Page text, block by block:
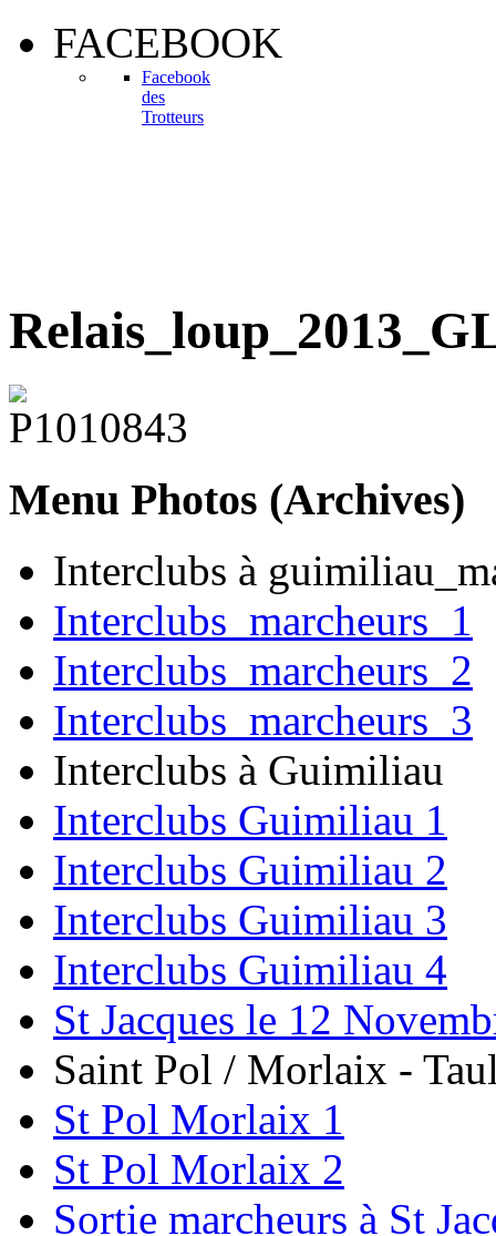
FACEBOOK
Facebook
des
Trotteurs
Menu Photos (Archives)
Interclubs à
Interclubs_marcheurs_1
Interclubs_marcheurs_2
Interclubs_marcheurs_3
Interclubs à Guimiliau
Interclubs Guimiliau 1
Interclubs Guimiliau 2
Interclubs Guimiliau 3
Interclubs Guimiliau 4
St Jacques le 12
Saint Pol / Morlaix -
St Pol Morlaix 1
St Pol Morlaix 2
Sortie marcheurs à St